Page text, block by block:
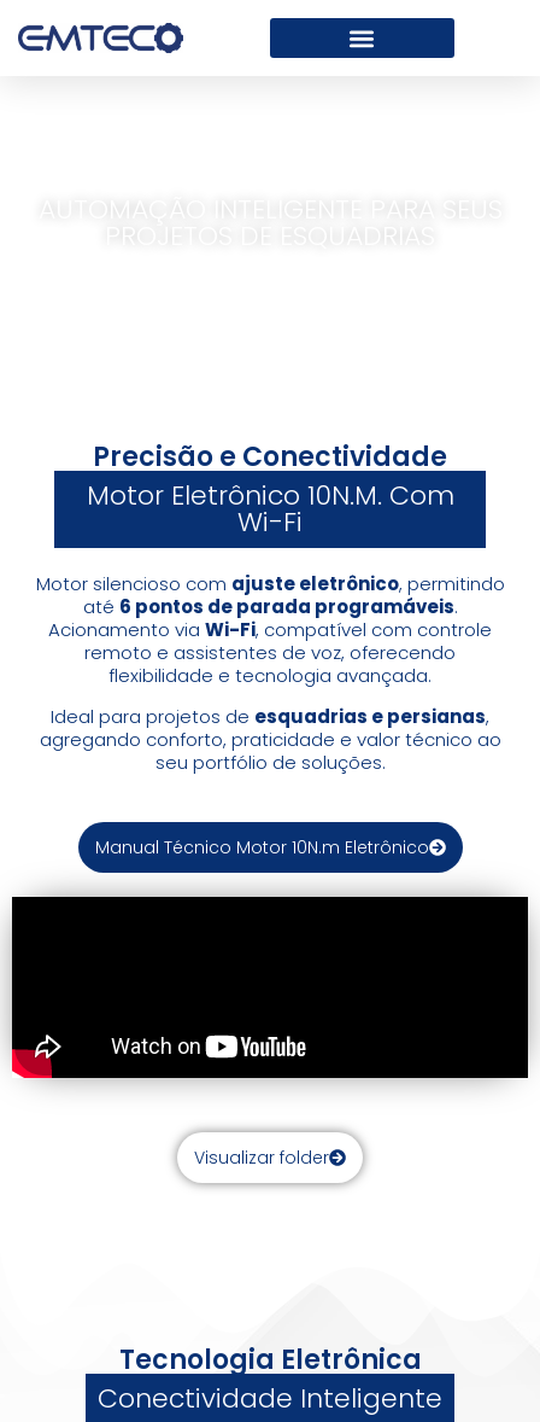
Precisão e Conectividade
Motor Eletrônico 10N.m. Com
Wi-Fi
Motor silencioso com ajuste eletrônico, permitindo
até 6 pontos de parada programáveis.
Acionamento via Wi-Fi, compatível com controle
remoto e assistentes de voz, oferecendo
flexibilidade e tecnologia avançada.
Ideal para projetos de esquadrias e persianas,
agregando conforto, praticidade e valor técnico ao
seu portfólio de soluções.
Manual Técnico Motor 10N.m Eletrônico
Visualizar folder
Tecnologia Eletrônica
Conectividade Inteligente